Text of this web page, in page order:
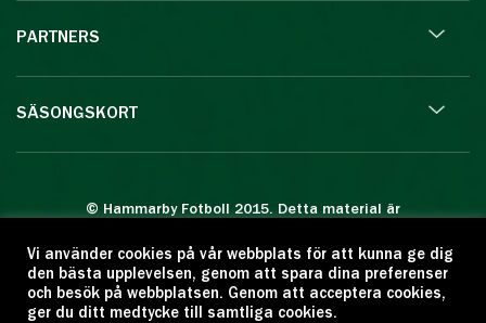
PARTNERS
SÄSONGSKORT
© Hammarby Fotboll 2015. Detta material är
Eftertryck eller annan kopiering är förbjuden.
Citera oss gärna men ange källan:
www.hammarbyfotboll.se. Ansvarig utgivare:
Vi använder cookies på vår webbplats för att kunna ge dig
den bästa upplevelsen, genom att spara dina preferenser
och besök på webbplatsen. Genom att acceptera cookies,
ger du ditt medtycke till samtliga cookies.